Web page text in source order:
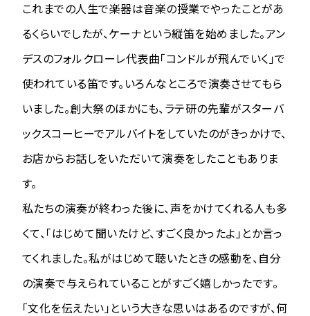
これまでの人生で楽器は音楽の授業でやったことがあ
るくらいでしたが、ケーナという縦笛を始めました。アン
デスのフォルクローレ代表曲「コンドルが飛んでいく」で
使われている笛です。いろんなところで演奏させてもら
いました。創大祭のほかにも、ラテ研の先輩がスターバ
ックスコーヒーでアルバイトをしていたのがきっかけで、
お店からお話しをいただいて演奏をしたこともありま
す。
私たちの演奏が終わった後に、声をかけてくれる人も多
くて、「はじめて聞いたけど、すごく良かったよ」とか言っ
てくれました。私がはじめて聴いたときの感動を、自分
の演奏で与えられていることがすごく嬉しかったです。
「文化を伝えたい」という大きな思いはあるのですが、何